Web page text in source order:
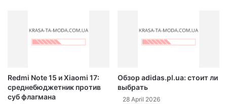
Redmi Note 15 и Xiaomi 17:
среднебюджетник против
суб флагмана
Обзор adidas.pl.ua: стоит ли
выбрать
28 April 2026